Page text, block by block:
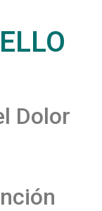
Dolor